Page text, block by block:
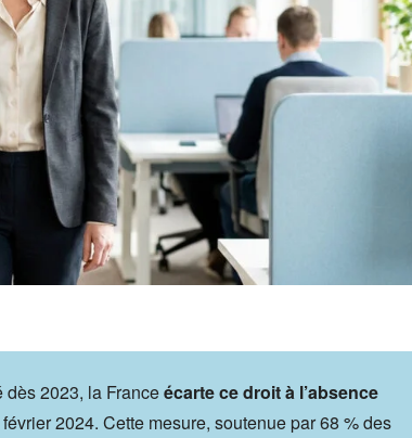
dès 2023, la Franceécarte ce droit à l’absence
2024. Cette mesure, soutenue par 68 % des